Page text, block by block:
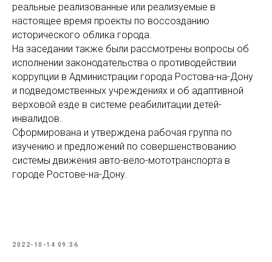
реальные реализованные или реализуемые в
настоящее время проекты по воссозданию
исторического облика города.
На заседании также были рассмотрены вопросы об
исполнении законодательства о противодействии
коррупции в Администрации города Ростова-на-Дону
и подведомственных учреждениях и об адаптивной
верховой езде в системе реабилитации детей-
инвалидов.
Сформирована и утверждена рабочая группа по
изучению и предложений по совершенствованию
системы движения авто-вело-мототранспорта в
городе Ростове-на-Дону.
2022-10-14 09:36